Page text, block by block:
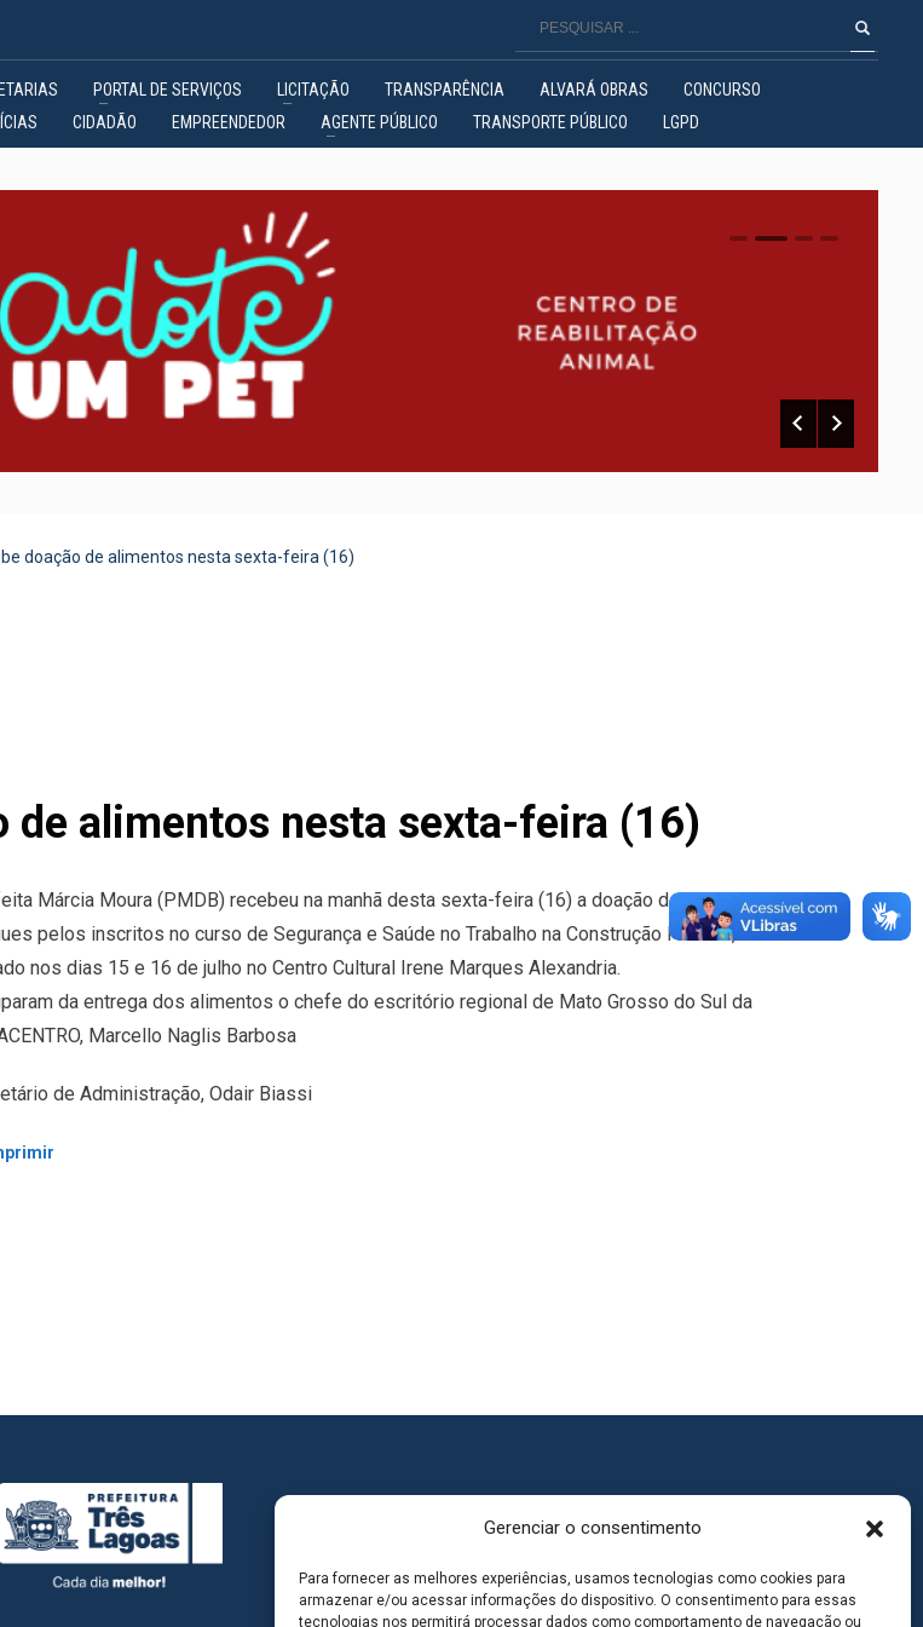
Gerenciar o consentimento
Para fornecer as melhores experiências, usamos tecnologias como cookies para
armazenar e/ou acessar informações do dispositivo. O consentimento para essas
tecnologias nos permitirá processar dados como comportamento de navegação ou
PORTAL DE SERVIÇOS LICITAÇÃO TRANSPARÊNCIA ALVARÁ OBRAS
CONCURSO
CIDADÃO EMPREENDEDOR AGENTE PÚBLICO TRANSPORTE PÚBLICO LGPD
0 1 2
doação de alimentos nesta sexta-feira (16)
de alimentos nesta sexta-feira (16)
Márcia Moura (PMDB) recebeu na manhã desta sexta-feira (16) a doação de alimentos
pelos inscritos no curso de Segurança e Saúde no Trabalho na Construção Pesada,
nos dias 15 e 16 de julho no Centro Cultural Irene Marques Alexandria.
da entrega dos alimentos o chefe do escritório regional de Mato Grosso do Sul da
Marcello Naglis Barbosa
de Administração, Odair Biassi